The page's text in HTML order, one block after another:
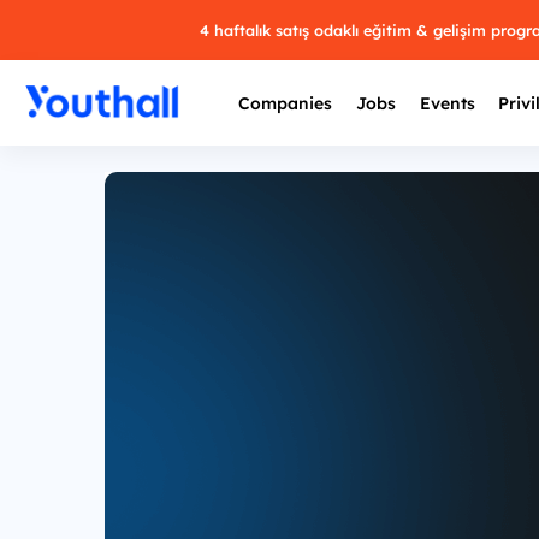
4 haftalık satış odaklı eğitim & gelişim
Companies Jobs Events